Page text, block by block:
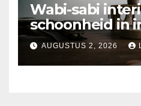
Wabi-sabi
schoonheid in
ontdekken
AUGUSTUS 2, 2026